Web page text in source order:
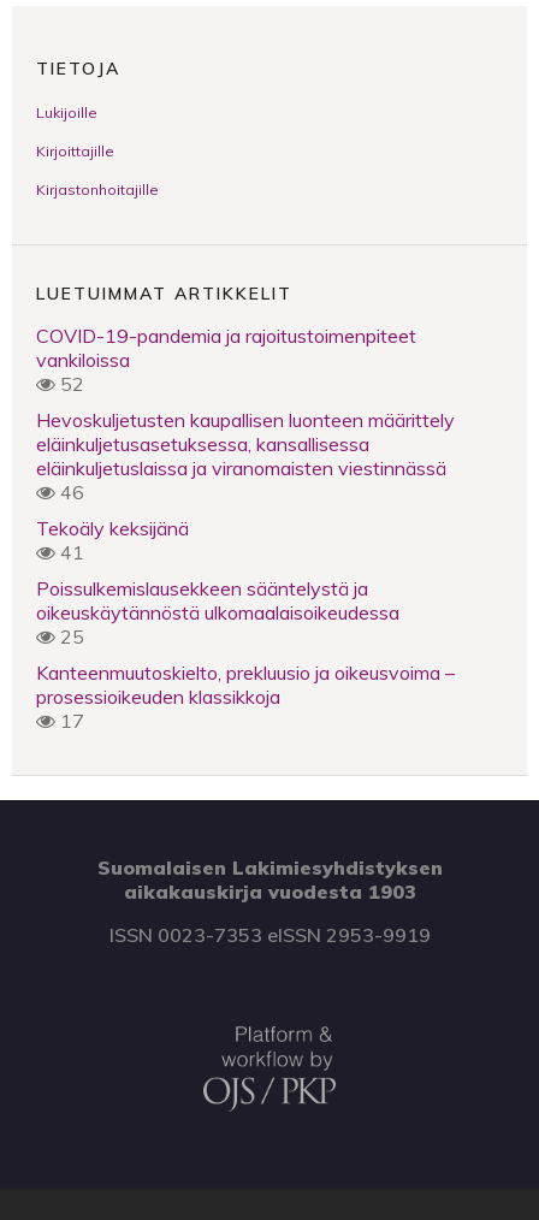
TIETOJA
Lukijoille
Kirjoittajille
Kirjastonhoitajille
LUETUIMMAT ARTIKKELIT
COVID-19-pandemia ja rajoitustoimenpiteet
vankiloissa
52
Hevoskuljetusten kaupallisen luonteen määrittely
eläinkuljetusasetuksessa, kansallisessa
eläinkuljetuslaissa ja viranomaisten viestinnässä
46
Tekoäly keksijänä
41
Poissulkemislausekkeen sääntelystä ja
oikeuskäytännöstä ulkomaalaisoikeudessa
25
Kanteenmuutoskielto, prekluusio ja oikeusvoima –
prosessioikeuden klassikkoja
17
Suomalaisen Lakimiesyhdistyksen
aikakauskirja vuodesta 1903
ISSN 0023-7353 eISSN 2953-9919